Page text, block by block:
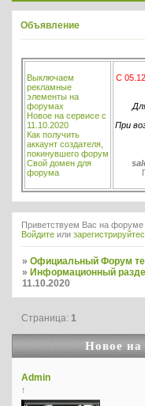
Объявление
Выключаем
рекламные
элементы на
форумах
Новое на сервисе с
11.10.2020
Как получить
аккаунт создателя,
покинувшего форум
Свой домен для
форума
С
При
Приветствуем Вас на форуме
Войдите или
»Официальный Форум
»Информационный
11.10.2020
Новое на
Страница:1
Admin
↑